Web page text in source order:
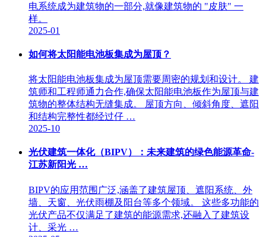
电系统成为建筑物的一部分,就像建筑物的 "皮肤" 一
样。
2025-01
如何将太阳能电池板集成为屋顶？
将太阳能电池板集成为屋顶需要周密的规划和设计。 建
筑师和工程师通力合作,确保太阳能电池板作为屋顶与建
筑物的整体结构无缝集成。 屋顶方向、倾斜角度、遮阳
和结构完整性都经过仔 …
2025-10
光伏建筑一体化（BIPV）：未来建筑的绿色能源革命-
江苏新阳光 …
BIPV的应用范围广泛,涵盖了建筑屋顶、遮阳系统、外
墙、天窗、光伏雨棚及阳台等多个领域。 这些多功能的
光伏产品不仅满足了建筑的能源需求,还融入了建筑设
计、采光 …